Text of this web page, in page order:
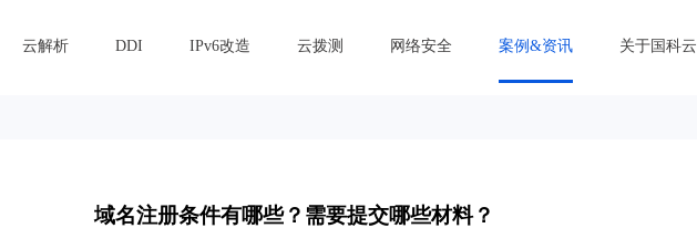
云解析 DDI IPv6改造 云拨测 网络安全 案例&资讯 关于国科云
域名注册条件有哪些？需要提交哪些材料？